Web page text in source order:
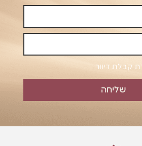
קבלת דיוור
שליחה